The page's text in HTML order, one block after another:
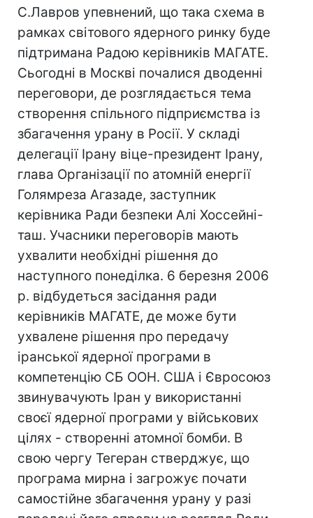
С.Лавров упевнений, що така схема в
рамках світового ядерного ринку буде
підтримана Радою керівників МАГАТЕ.
Сьогодні в Москві почалися дводенні
переговори, де розглядається тема
створення спільного підприємства із
збагачення урану в Росії. У складі
делегації Ірану віце-президент Ірану,
глава Організації по атомній енергії
Голямреза Агазаде, заступник
керівника Ради безпеки Алі Хоссейні-
таш. Учасники переговорів мають
ухвалити необхідні рішення до
наступного понеділка. 6 березня 2006
р. відбудеться засідання ради
керівників МАГАТЕ, де може бути
ухвалене рішення про передачу
іранської ядерної програми в
компетенцію СБ ООН. США і Євросоюз
звинувачують Іран у використанні
своєї ядерної програми у військових
цілях - створенні атомної бомби. В
свою чергу Тегеран стверджує, що
програма мирна і загрожує почати
самостійне збагачення урану у разі